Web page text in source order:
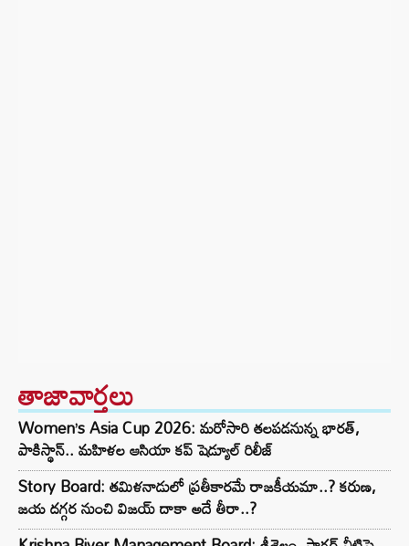
తాజావార్తలు
Women’s Asia Cup 2026: మరోసారి తలపడనున్న భారత్,
పాకిస్థాన్.. మహిళల ఆసియా కప్ షెడ్యూల్ రిలీజ్
Story Board: తమిళనాడులో ప్రతీకారమే రాజకీయమా..? కరుణ,
జయ దగ్గర నుంచి విజయ్ దాకా అదే తీరా..?